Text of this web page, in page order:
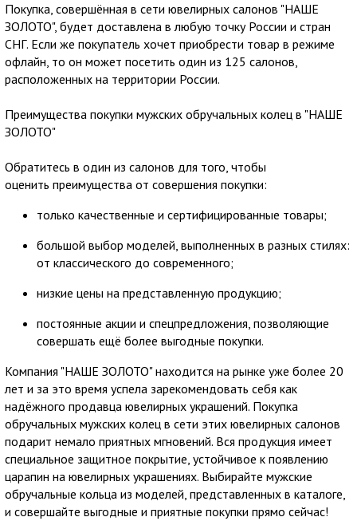
Покупка, совершённая в сети ювелирных салонов "НАШЕ
ЗОЛОТО", будет доставлена в любую точку России и стран
СНГ. Если же покупатель хочет приобрести товар в режиме
офлайн, то он может посетить один из 125 салонов,
расположенных на территории России.
Преимущества покупки мужских обручальных колец в "НАШЕ
ЗОЛОТО"
Обратитесь в один из салонов для того, чтобы
оценить преимущества от совершения покупки:
только качественные и сертифицированные товары;
большой выбор моделей, выполненных в разных стилях:
от классического до современного;
низкие цены на представленную продукцию;
постоянные акции и спецпредложения, позволяющие
совершать ещё более выгодные покупки.
Компания "НАШЕ ЗОЛОТО" находится на рынке уже более 20
лет и за это время успела зарекомендовать себя как
надёжного продавца ювелирных украшений. Покупка
обручальных мужских колец в сети этих ювелирных салонов
подарит немало приятных мгновений. Вся продукция имеет
специальное защитное покрытие, устойчивое к появлению
царапин на ювелирных украшениях. Выбирайте мужские
обручальные кольца из моделей, представленных в каталоге,
и совершайте выгодные и приятные покупки прямо сейчас!